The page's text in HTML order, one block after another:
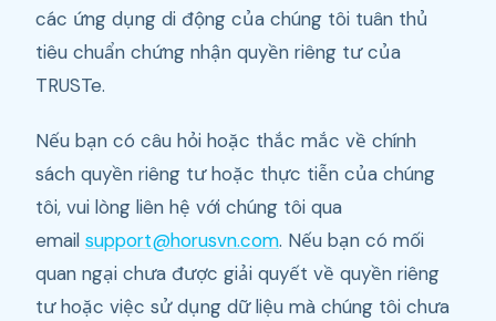
các ứng dụng di động của chúng tôi tuân thủ
tiêu chuẩn chứng nhận quyền riêng tư của
TRUSTe.
Nếu bạn có câu hỏi hoặc thắc mắc về chính
sách quyền riêng tư hoặc thực tiễn của chúng
tôi, vui lòng liên hệ với chúng tôi qua
email support@horusvn.com. Nếu bạn có mối
quan ngại chưa được giải quyết về quyền riêng
tư hoặc việc sử dụng dữ liệu mà chúng tôi chưa